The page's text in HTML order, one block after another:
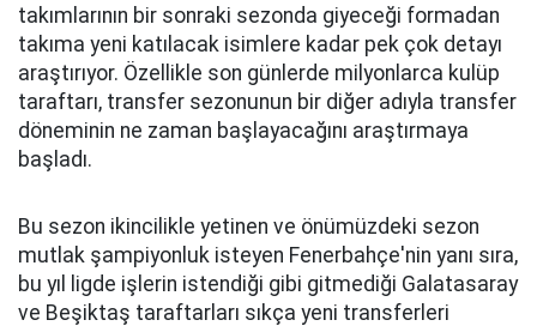
takımlarının bir sonraki sezonda giyeceği formadan
takıma yeni katılacak isimlere kadar pek çok detayı
araştırıyor. Özellikle son günlerde milyonlarca kulüp
taraftarı, transfer sezonunun bir diğer adıyla transfer
döneminin ne zaman başlayacağını araştırmaya
başladı.
Bu sezon ikincilikle yetinen ve önümüzdeki sezon
mutlak şampiyonluk isteyen Fenerbahçe'nin yanı sıra,
bu yıl ligde işlerin istendiği gibi gitmediği Galatasaray
ve Beşiktaş taraftarları sıkça yeni transferleri